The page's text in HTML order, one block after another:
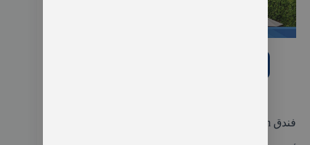
فندق Sofitel Istanbul Taksim